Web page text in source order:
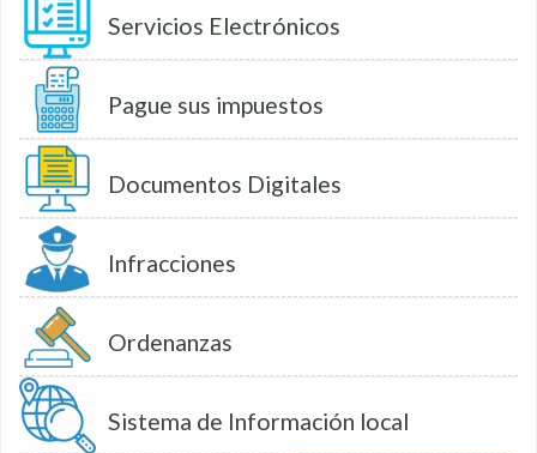
Servicios Electrónicos
Pague sus impuestos
Documentos Digitales
Infracciones
Ordenanzas
Sistema de Información local